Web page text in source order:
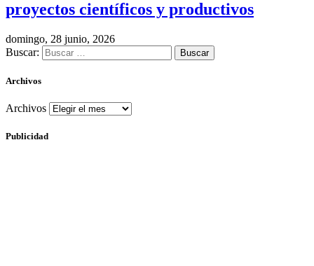
proyectos científicos y productivos
domingo, 28 junio, 2026
Buscar:
Archivos
Archivos
Publicidad